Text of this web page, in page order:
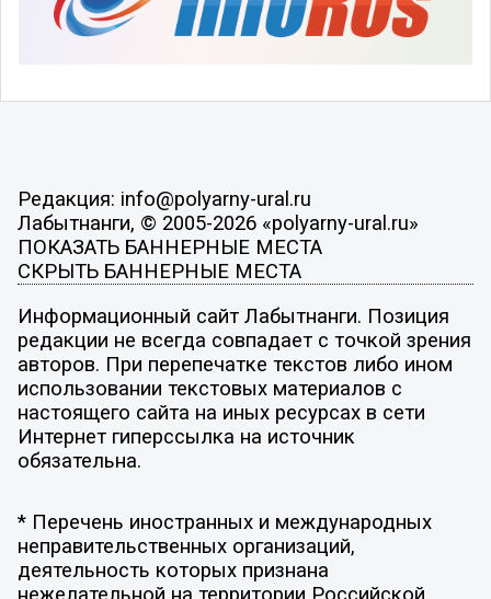
Редакция: info@polyarny-ural.ru
Лабытнанги, © 2005-2026 «polyarny-ural.ru»
ПОКАЗАТЬ БАННЕРНЫЕ МЕСТА
СКРЫТЬ БАННЕРНЫЕ МЕСТА
Информационный сайт Лабытнанги. Позиция
редакции не всегда совпадает с точкой зрения
авторов. При перепечатке текстов либо ином
использовании текстовых материалов с
настоящего сайта на иных ресурсах в сети
Интернет гиперссылка на источник
обязательна.
* Перечень иностранных и международных
неправительственных организаций,
деятельность которых признана